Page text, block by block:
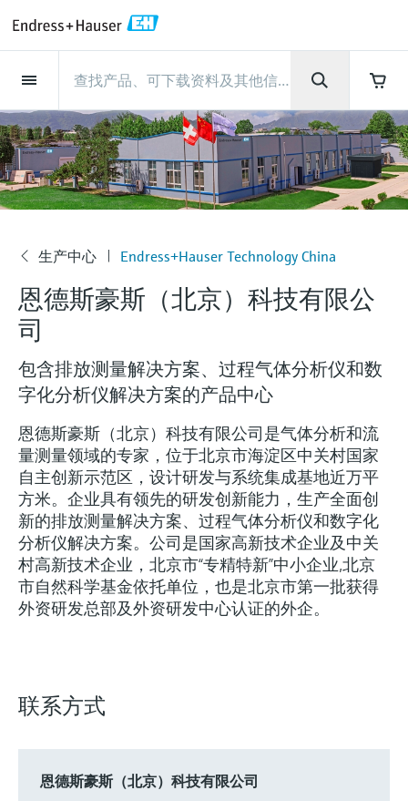
现场仪表
流量
物位测量
液体分析
温度测量
压力测量
系统产品
光学分析
Netilion IIoT
软件
产品工具
系统组件。
Applicator 选型和计算软件
流量
电磁流量计
科里奥利质量流量计
超声波流量计
涡街流量计
热式质量流量计
Differential pressure flow
选购全部
物位测量
雷达物位测量
Vibronic point level detection
导波雷达物位测量
超声波物位测量
电容物位测量
静压液位测量
Conductive level measurement
Float switch level measurement
放射线物位测量
阻旋料位开关
Level measurement with pressure
液体分析
pH电极和变送器
电导率传感器和变送器
浊度传感器和变送器
氯传感器和变送器
溶解氧传感器和变送器
实验室检测仪表和便携式pH计
全自动水质采样仪
TOC、COD和SAC分析仪
ORP电极和变送器
污泥界面传感器和变送器
微波传输测量原理
温度测量
温度变送器
工业温度计
保护套管
高温型温度计
卫生型温度计
紧凑型温度计
温度开关
表面温度计
线缆式温度计
多点温度计
压力测量
绝压和表压测量
差压测量
选购全部
系统产品
数据管理仪&数据记录仪
过程测控仪
电源和安全栅
WirelessHART解决方案
网关和调制解调器
设备配置用平板电脑
能量管理仪和应用管理仪
浪涌保护器
选购全部
光学分析
TDLAS和QF分析仪
拉曼光谱分析仪
排放监测解决方案
颗粒测量设备
数字分析仪解决方案
过程气体分析仪
空气质量测量装置
烟雾探测器
视距测量仪
超高探测器
Netilion IIoT
Netilion Value
Netilion Health
Netilion Analytics
Netilion Library
Netilion Inventory
Netilion Connect
Netilion Device Viewer
Netilion Water
服务产品
Project and commissioning services
技术支持服务
仪表维护
仪表性能优化服务
View all
Project and commissioning
services
仪表调试服务
技术支持服务
远程技术支持
远程资产监控
Process Instrumentation Courses
仪表维护
验证服务
现场仪表校准服务
预防性维护服务
Repair of measuring instruments
仪表性能优化服务
校准报告分析
优化校准间隔时间
动态现场仪表评价和分析服务
行业应用
食品与饮料
水务和环境：保护 —— 节约 —— 提高
石油与天然气：促进能源转型，实
生命科学：创新技术助推卓越运营
化工：深化合作，助推可持续成功
采矿、矿物加工及冶金：打造可持
续的未来
公用工程：可靠使用蒸汽
所有行业的关注焦点
数字化驱动流程工业转型升级
支持
快速获取服务支持！
技术支持中心 —— Endress+Hauser提供全方
位服务，与您相伴前行
搜索和下载技术手册, 宣传资料, 出版物, 软
学习
学习中心
学习中心 - 探索Endress+Hauser学习平台上
活动和培训
根据需要，从培训、研讨会、展会、峰会或
在线研讨会等各种活动中灵活选择。
公司
Endress+Hauser集团
生产中心
集团实力
客户案例
新闻与案例
活动和培训
您的Endress+Hauser职业生涯
Endress+Hauser集团
公司概况
Endress+Hauser在中国
恩德斯豪斯科技中国
财务业绩
集团管理层
发展历程
文化与价值观
可持续发展
关联公司
生产中心
物位和压力测量
Endress+Hauser流量
Endress+Hauser 液体分析
温度+系统产品
Endress+Hauser 数字解决方案
Endress+Hauser 光学分析
Endress+Hauser SICK
Endress+Hauser Technology China
集团实力
过程安全性
网络安全性
过程自动化项目流程
My Endress+Hauser
建立电子采购流程，从容应对未来
需求
新闻与案例
新闻与案例总览
所有文章
新闻稿
事实速览
媒体活动
活动和培训
培训
研讨会
展览会
在线研讨会和回放
峰会
线下活动
查找市场活动及培训
您的Endress+Hauser职业生
涯
Explore open positions
更多工作机会
德国耶拿分析仪器公司的工作机会
IST创新传感器技术公司的工作机
会
Job opportunities at
Endress+Hauser SICK
司
生产中心 Endress+Hauser Technology China
恩德斯豪斯（北京）科技有限公
司
包含排放测量解决方案、过程气体分析仪和数
字化分析仪解决方案的产品中心
恩德斯豪斯（北京）科技有限公司是气体分析和流
量测量领域的专家，位于北京市海淀区中关村国家
自主创新示范区，设计研发与系统集成基地近万平
方米。企业具有领先的研发创新能力，生产全面创
新的排放测量解决方案、过程气体分析仪和数字化
分析仪解决方案。公司是国家高新技术企业及中关
村高新技术企业，北京市“专精特新”中小企业,北京
市自然科学基金依托单位，也是北京市第一批获得
外资研发总部及外资研发中心认证的外企。
联系方式
恩德斯豪斯（北京）科技有限公司